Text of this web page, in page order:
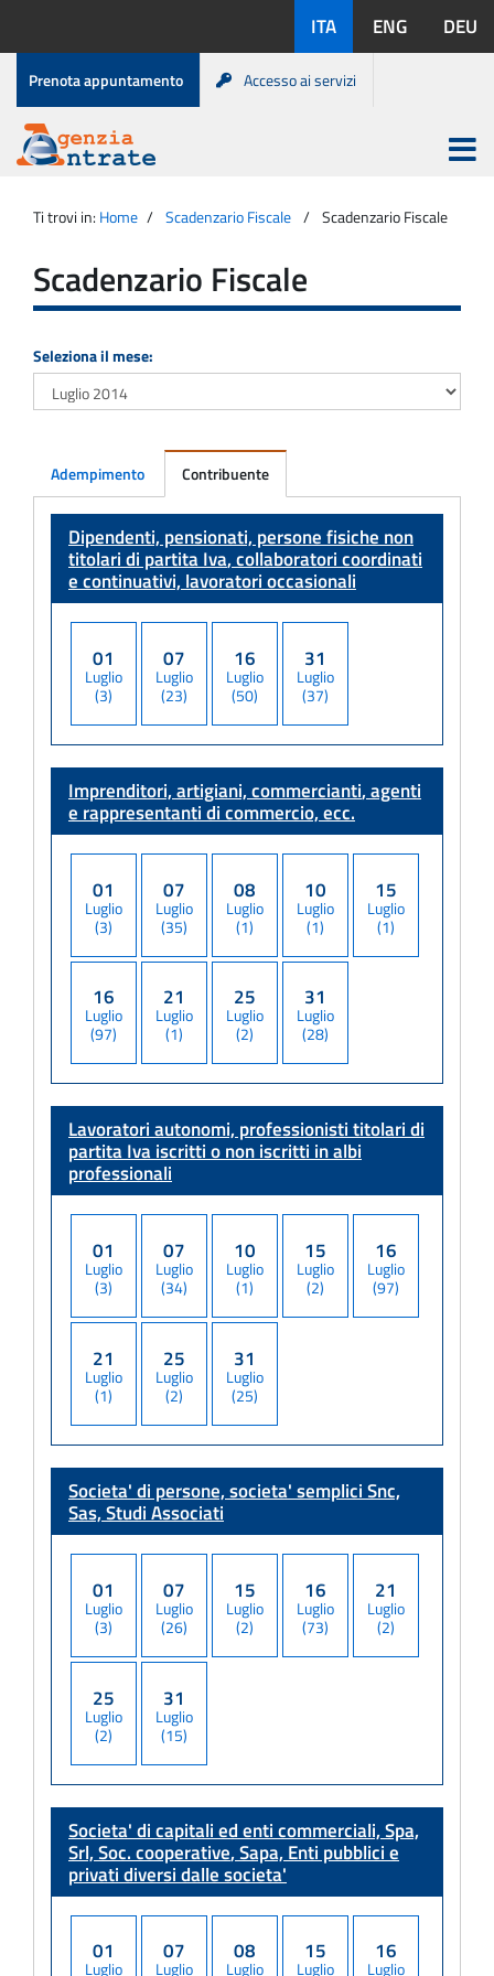
contenuto
disponibili:
ITA ENG DEU
Menu
di
servizio
Prenota appuntamento Accesso ai servizi
Agenzia
Apri
menu
principale
Ti trovi in: Home Scadenzario Fiscale Scadenzario Fiscale
Scadenzario Fiscale
Seleziona il mese:
Adempimento Contribuente
Dipendenti, pensionati, persone fisiche non
titolari di partita Iva, collaboratori coordinati
e continuativi, lavoratori occasionali
01
Luglio
(3)
07
Luglio
(23)
16
Luglio
(50)
31
Luglio
(37)
Imprenditori, artigiani, commercianti, agenti
e rappresentanti di commercio, ecc.
01
Luglio
(3)
07
Luglio
(35)
08
Luglio
(1)
10
Luglio
(1)
15
Luglio
(1)
16
Luglio
(97)
21
Luglio
(1)
25
Luglio
(2)
31
Luglio
(28)
Lavoratori autonomi, professionisti titolari di
partita Ivaiscritti o non iscritti in albi
professionali
01
Luglio
(3)
07
Luglio
(34)
10
Luglio
(1)
15
Luglio
(2)
16
Luglio
(97)
21
Luglio
(1)
25
Luglio
(2)
31
Luglio
(25)
Societa' di persone, societa' sempliciSnc,
Sas, Studi Associati
01
Luglio
(3)
07
Luglio
(26)
15
Luglio
(2)
16
Luglio
(73)
21
Luglio
(2)
25
Luglio
(2)
31
Luglio
(15)
Societa' di capitali ed enti commerciali, Spa,
Srl, Soc. cooperative, Sapa, Enti pubblici e
privati diversi dalle societa'
01
Luglio
07
Luglio
08
Luglio
15
Luglio
16
Luglio